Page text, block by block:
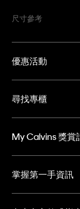
尺寸參考
優惠活動
尋找專櫃
My Calvins 獎賞
掌握第一手資訊